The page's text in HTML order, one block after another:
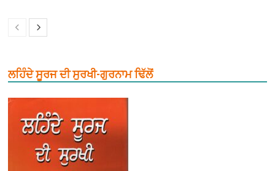
ਲਹਿੰਦੇ ਸੂਰਜ ਦੀ ਸੁਰਖੀ-ਗੁਰਨਾਮ ਢਿੱਲੋਂ